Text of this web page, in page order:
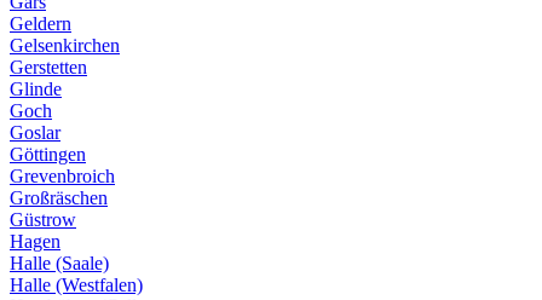
Geldern
Gelsenkirchen
Gerstetten
Glinde
Goch
Goslar
Göttingen
Grevenbroich
Großräschen
Güstrow
Hagen
Halle (Saale)
Halle (Westfalen)